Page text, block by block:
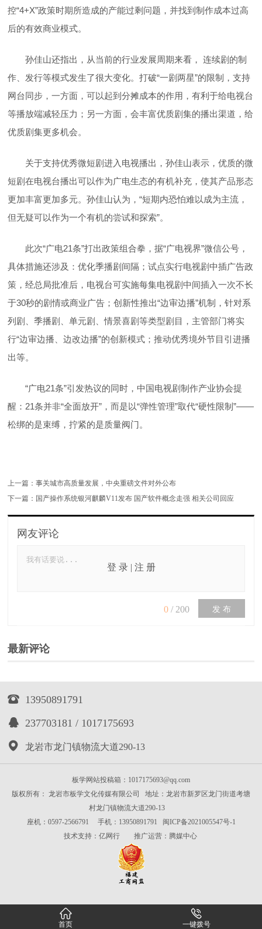
控“4+X”政策时期所造成的产能过剩问题，并找到制作成本过高
后的有效商业模式。
孙佳山还指出，从当前的行业发展周期来看， 连续剧的制
作、发行等模式发生了很大变化。打破“一剧两星”的限制，支持
网台同步，一方面，可以起到分摊成本的作用，有利于给电视台
等播放端减轻压力；另一方面，会丰富优质剧集的播出渠道，给
优质剧集更多机会。
关于支持优秀微短剧进入电视播出，孙佳山表示，优质的微
短剧在电视台播出可以作为广电生态的有机补充，使其产品形态
更加丰富更加多元。孙佳山认为，“短期内恐怕难以成为主流，
但无疑可以作为一个有机的尝试和探索”。
此次“广电21条”打出政策组合拳，据“广电视界”微信公号，
具体措施还涉及：优化季播剧间隔；试点实行电视剧中插广告政
策，经总局批准后，电视台可实施每集电视剧中间插入一次不长
于30秒的剧情或商业广告；创新性推出“边审边播”机制，针对系
列剧、季播剧、单元剧、情景喜剧等类型剧目，主管部门将实
行“边审边播、边改边播”的创新模式；推动优秀境外节目引进播
出等。
“广电21条”引发热议的同时，中国电视剧制作产业协会提
醒：21条并非“全面放开”，而是以“弹性管理”取代“硬性限制”——
松绑的是束缚，拧紧的是质量阀门。
上一篇：事关城市高质量发展，中央重磅文件对外公布
下一篇： 国产操作系统银河麒麟V11发布 国产软件概念走强 相关公司回应
网友评论
登 录| 注 册
发 布
0/ 200
最新评论
 13950891791
 237703181 / 1017175693
 龙岩市龙门镇物流大道290-13
板学网站投稿箱：1017175693@qq.com
版权所有： 龙岩市板学文化传媒有限公司 地址：龙岩市新罗区龙门街道考塘
村龙门镇物流大道290-13
座机：0597-2566791 手机：13950891791
闽ICP备2021005547号-1
技术支持： 亿网行推广运营： 腾媒中心

首页

一键拨号